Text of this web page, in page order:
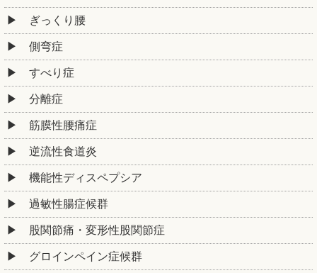
ぎっくり腰
側弯症
すべり症
分離症
筋膜性腰痛症
逆流性食道炎
機能性ディスペプシア
過敏性腸症候群
股関節痛・変形性股関節症
グロインペイン症候群